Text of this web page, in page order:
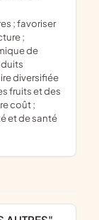
;
de
diversifiée
fruits et des
coût ;
et de santé